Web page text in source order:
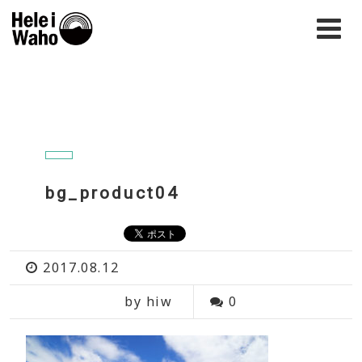
bg_product04
2017.08.12
by hiw
0